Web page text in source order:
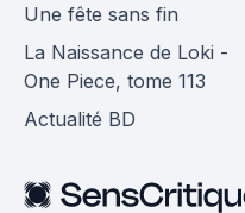
Une fête sans fin
La Naissance de Loki -
One Piece, tome 113
Actualité BD